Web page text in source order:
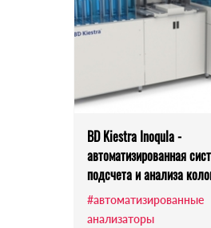
BD Kiestra Inoqula -
автоматизированная
подсчета и анализа
#автоматизированные
анализаторы